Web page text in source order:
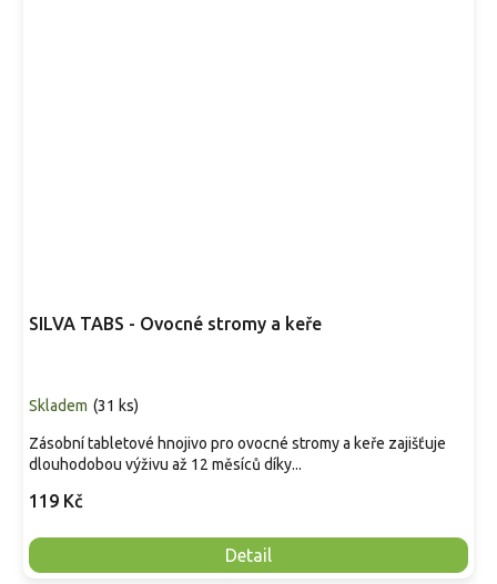
SILVA TABS - Ovocné stromy a keře
Skladem (31 ks)
119 Kč
Detail
Zásobní tabletové hnojivo pro ovocné stromy a keře zajišťuje
dlouhodobou výživu až 12 měsíců díky...